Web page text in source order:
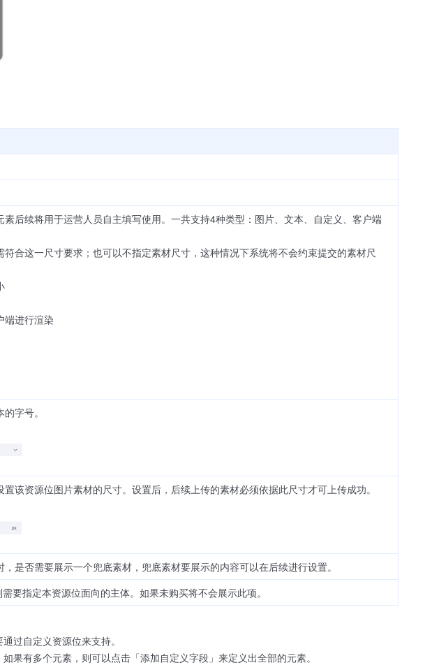
后续将用于运营人员自主填写使用。一共支持4种类型：图片、文本、自定义、客户端
合这一尺寸要求；也可以不指定素材尺寸，这种情况下系统将不会约束提交的素材尺
端进行渲染
字号。
该资源位图片素材的尺寸。设置后，后续上传的素材必须依据此尺寸才可上传成功。
是否需要展示一个兜底素材，兜底素材要展示的内容可以在后续进行设置。
要指定本资源位面向的主体。如果未购买将不会展示此项。
过自定义资源位来支持。
果有多个元素，则可以点击「添加自定义字段」来定义出全部的元素。